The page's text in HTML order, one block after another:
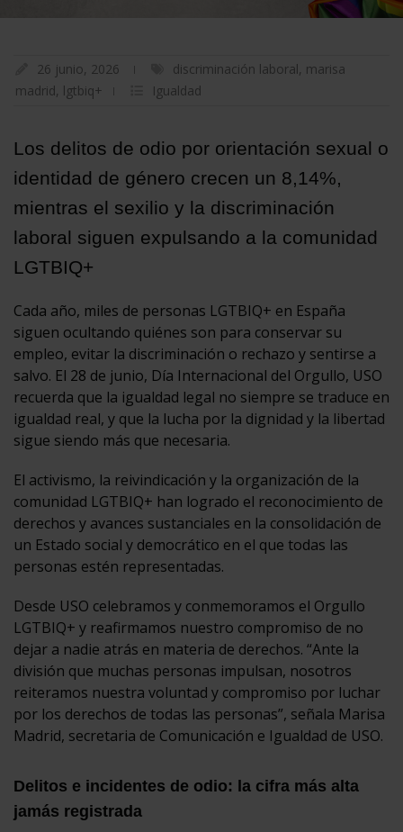
26 junio, 2026 discriminación laboral, marisa
madrid, lgtbiq+ Igualdad
Los delitos de odio por orientación sexual o
identidad de género crecen un 8,14%,
mientras el sexilio y la discriminación
laboral siguen expulsando a la comunidad
LGTBIQ+
Cada año, miles de personas LGTBIQ+ en España
siguen ocultando quiénes son para conservar su
empleo, evitar la discriminación o rechazo y sentirse a
salvo. El 28 de junio, Día Internacional del Orgullo, USO
recuerda que la igualdad legal no siempre se traduce en
igualdad real, y que la lucha por la dignidad y la libertad
sigue siendo más que necesaria.
El activismo, la reivindicación y la organización de la
comunidad LGTBIQ+ han logrado el reconocimiento de
derechos y avances sustanciales en la consolidación de
un Estado social y democrático en el que todas las
personas estén representadas.
Desde USO celebramos y conmemoramos el Orgullo
LGTBIQ+ y reafirmamos nuestro compromiso de no
dejar a nadie atrás en materia de derechos. “Ante la
división que muchas personas impulsan, nosotros
reiteramos nuestra voluntad y compromiso por luchar
por los derechos de todas las personas”, señala Marisa
Madrid, secretaria de Comunicación e Igualdad de USO.
Delitos e incidentes de odio: la cifra más alta
jamás registrada